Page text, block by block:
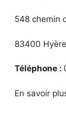
548 chemin
83400
Téléphone :
En savoir